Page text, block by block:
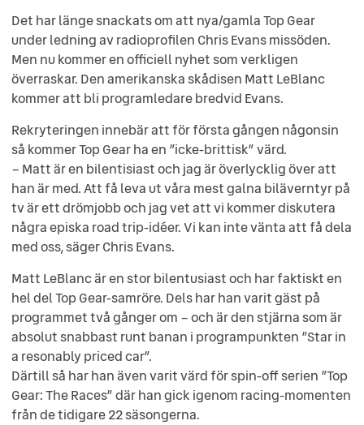
Det har länge snackats om att nya/gamla Top Gear
under ledning av radioprofilen Chris Evans missöden.
Men nu kommer en officiell nyhet som verkligen
överraskar. Den amerikanska skådisen Matt LeBlanc
kommer att bli programledare bredvid Evans.
Rekryteringen innebär att för första gången någonsin
så kommer Top Gear ha en ”icke-brittisk” värd.
– Matt är en bilentisiast och jag är överlycklig över att
han är med. Att få leva ut våra mest galna biläverntyr på
tv är ett drömjobb och jag vet att vi kommer diskutera
några episka road trip-idéer. Vi kan inte vänta att få dela
med oss, säger Chris Evans.
Matt LeBlanc är en stor bilentusiast och har faktiskt en
hel del Top Gear-samröre. Dels har han varit gäst på
programmet två gånger om – och är den stjärna som är
absolut snabbast runt banan i programpunkten ”Star in
a resonably priced car”.
Därtill så har han även varit värd för spin-off serien ”Top
Gear: The Races” där han gick igenom racing-momenten
från de tidigare 22 säsongerna.